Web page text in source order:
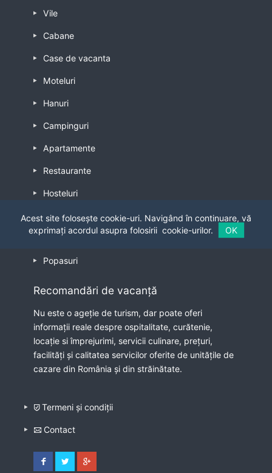
Vile
Cabane
Case de vacanta
Moteluri
Hanuri
Campinguri
Apartamente
Restaurante
Hosteluri
Casteluri
Bungalowuri
Popasuri
Recomandări de vacanță
Nu este o ageție de turism, dar poate oferi
informații reale despre ospitalitate, curătenie,
locație si împrejurimi, servicii culinare, prețuri,
facilități și calitatea servicilor oferite de unitățile de
cazare din România și din străinătate.
Termeni și condiții
Contact
Acest site folosește cookie-uri. Navigând în continuare, vă
exprimați acordul asupra folosirii cookie-urilor. OK